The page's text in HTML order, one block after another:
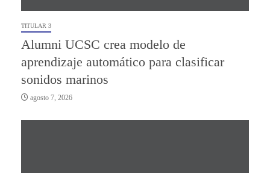
TITULAR 3
Alumni UCSC crea modelo de
aprendizaje automático para clasificar
sonidos marinos
agosto 7, 2026